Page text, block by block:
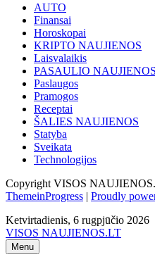
AUTO
Finansai
Horoskopai
KRIPTO NAUJIENOS
Laisvalaikis
PASAULIO NAUJIENOS
Paslaugos
Pramogos
Receptai
ŠALIES NAUJIENOS
Statyba
Sveikata
Technologijos
Copyright VISOS
ThemeinProgress | Proudly
Ketvirtadienis, 6 rugpjūčio 2026
VISOS NAUJIENOS.LT
Menu